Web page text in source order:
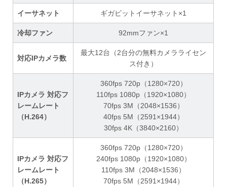
イーサネット ギガビットイーサネット×1
冷却ファン 92mmファン×1
対応IPカメラ数
最大12台（2台分の無料カメラライセン
ス付き）
IPカメラ 対応フ
レームレート
（H.264）
360fps 720p（1280×720）
110fps 1080p（1920×1080）
70fps 3M（2048×1536）
40fps 5M（2591×1944）
30fps 4K（3840×2160）
IPカメラ 対応フ
レームレート
（H.265）
360fps 720p（1280×720）
240fps 1080p（1920×1080）
110fps 3M（2048×1536）
70fps 5M（2591×1944）